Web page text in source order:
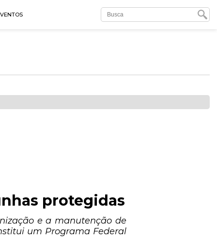
protegidas
e a manutenção de
um Programa Federal